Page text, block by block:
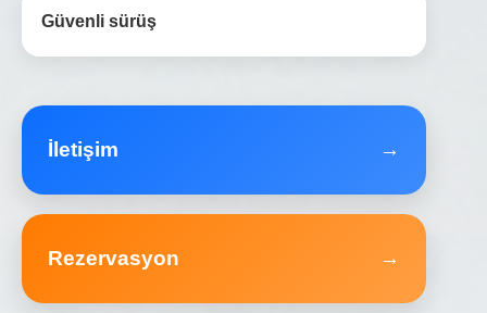
Güvenli sürüş
İletişim →
Rezervasyon →